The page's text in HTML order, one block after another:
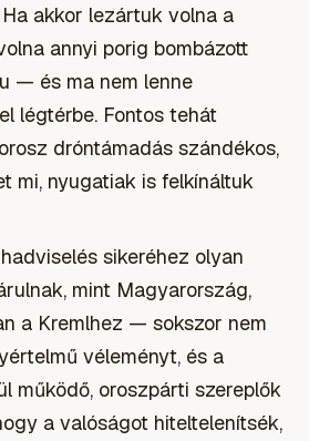
akkor lezártuk volna a
annyi porig bombázott
— és ma nem lenne
légtérbe. Fontos tehát
dróntámadás szándékos,
mi, nyugatiak is felkínáltuk
sikeréhez olyan
mint Magyarország,
a Kremlhez — sokszor nem
véleményt, és a
működő, oroszpárti szereplők
a valóságot hiteltelenítsék,